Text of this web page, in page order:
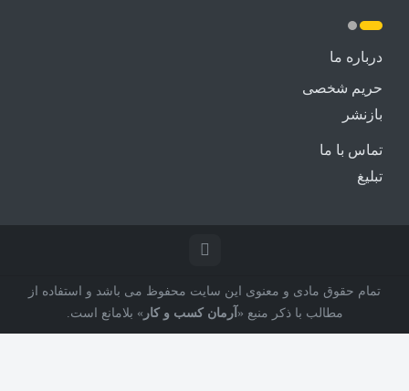
درباره ما
حریم شخصی
بازنشر
تماس با ما
تبلیغ
تمام حقوق مادی و معنوی این سایت محفوظ می باشد و استفاده از
مطالب با ذکر منبع « آرمان کسب و کار » بلامانع است.